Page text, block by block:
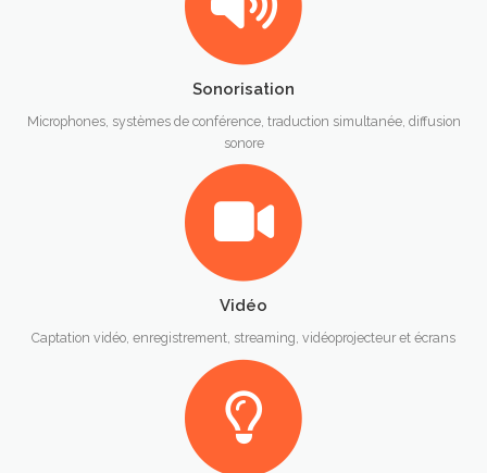
Sonorisation
Microphones, systèmes de conférence, traduction simultanée, diffusion
sonore
Vidéo
Captation vidéo, enregistrement, streaming, vidéoprojecteur et écrans